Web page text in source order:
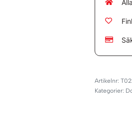
Kategorier: